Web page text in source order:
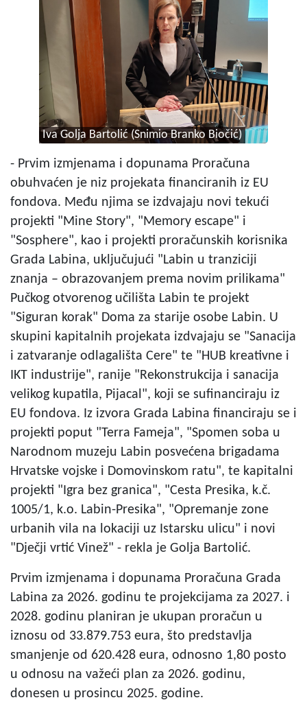
Iva Golja Bartolić (Snimio Branko Biočić)
- Prvim izmjenama i dopunama Proračuna
obuhvaćen je niz projekata financiranih iz EU
fondova. Među njima se izdvajaju novi tekući
projekti "Mine Story", "Memory escape" i
"Sosphere", kao i projekti proračunskih korisnika
Grada Labina, uključujući "Labin u tranziciji
znanja – obrazovanjem prema novim prilikama"
Pučkog otvorenog učilišta Labin te projekt
"Siguran korak" Doma za starije osobe Labin. U
skupini kapitalnih projekata izdvajaju se "Sanacija
i zatvaranje odlagališta Cere" te "HUB kreativne i
IKT industrije", ranije "Rekonstrukcija i sanacija
velikog kupatila, Pijacal", koji se sufinanciraju iz
EU fondova. Iz izvora Grada Labina financiraju se i
projekti poput "Terra Fameja", "Spomen soba u
Narodnom muzeju Labin posvećena brigadama
Hrvatske vojske i Domovinskom ratu", te kapitalni
projekti "Igra bez granica", "Cesta Presika, k.č.
1005/1, k.o. Labin-Presika", "Opremanje zone
urbanih vila na lokaciji uz Istarsku ulicu" i novi
"Dječji vrtić Vinež" - rekla je Golja Bartolić.
Prvim izmjenama i dopunama Proračuna Grada
Labina za 2026. godinu te projekcijama za 2027. i
2028. godinu planiran je ukupan proračun u
iznosu od 33.879.753 eura, što predstavlja
smanjenje od 620.428 eura, odnosno 1,80 posto
u odnosu na važeći plan za 2026. godinu,
donesen u prosincu 2025. godine.